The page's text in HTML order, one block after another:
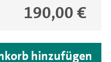
190,00 €
hinzufügen